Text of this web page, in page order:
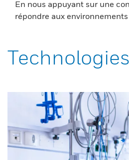
En nous appuyant sur une
répondre aux